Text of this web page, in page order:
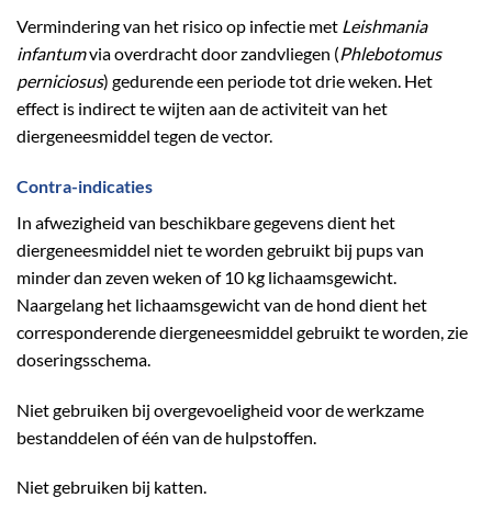
Vermindering van het risico op infectie met Leishmania
infantumvia overdracht door zandvliegen (Phlebotomus
perniciosus) gedurende een periode tot drie weken. Het
effect is indirect te wijten aan de activiteit van het
diergeneesmiddel tegen de vector.
Contra-indicaties
In afwezigheid van beschikbare gegevens dient het
diergeneesmiddel niet te worden gebruikt bij pups van
minder dan zeven weken of 10 kg lichaamsgewicht.
Naargelang het lichaamsgewicht van de hond dient het
corresponderende diergeneesmiddel gebruikt te worden, zie
doseringsschema.
Niet gebruiken bij overgevoeligheid voor de werkzame
bestanddelen of één van de hulpstoffen.
Niet gebruiken bij katten.